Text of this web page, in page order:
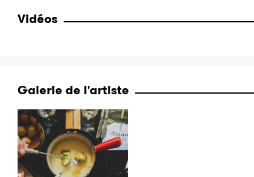
Vidéos
Galerie de l'artiste